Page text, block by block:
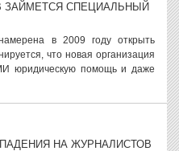
ЗАЙМЕТСЯ СПЕЦИАЛЬНЫЙ
в 2009 году открыть
что новая организация
юридическую помощь и даже
НА ЖУРНАЛИСТОВ